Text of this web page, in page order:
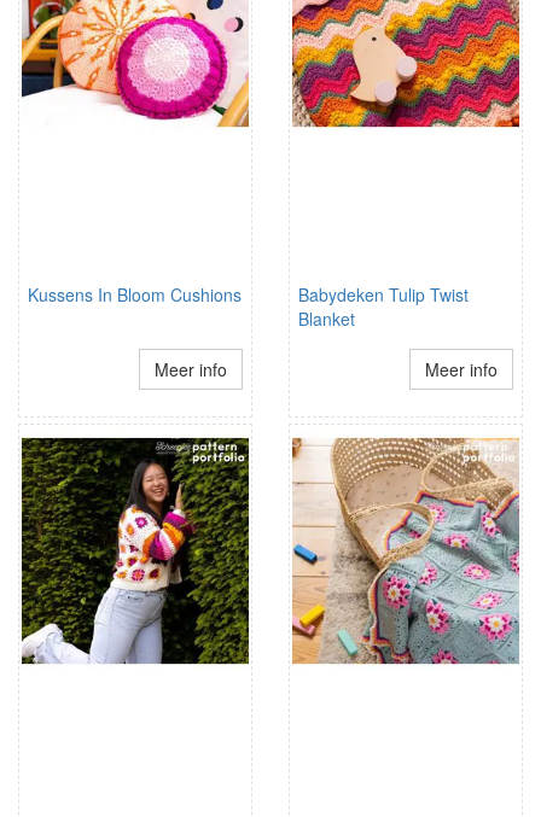
Kussens In Bloom Cushions
Meer info
Babydeken Tulip Twist
Blanket
Meer info